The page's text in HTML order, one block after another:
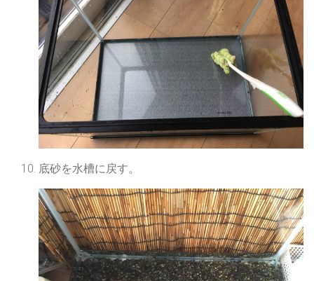
底砂を水槽に戻す。